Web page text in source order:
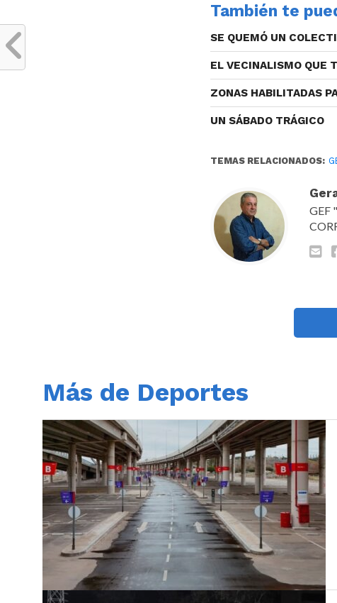
También te
SE QUEMÓ UN
EL VECINALISMO QUE
ZONAS HABILITADAS
UN SÁBADO TRÁGICO
TEMAS RELACIONADOS:
GEF
Más de Deportes